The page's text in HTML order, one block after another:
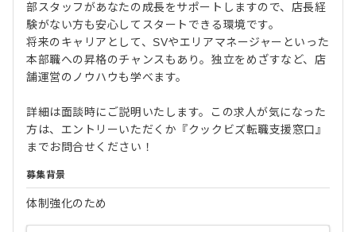
部スタッフがあなたの成長をサポートしますので、店長経
験がない方も安心してスタートできる環境です。
将来のキャリアとして、SVやエリアマネージャーといった
本部職への昇格のチャンスもあり。独立をめざすなど、店
舗運営のノウハウも学べます。
詳細は面談時にご説明いたします。この求人が気になった
方は、エントリーいただくか『クックビズ転職支援窓口』
までお問合せください！
募集背景
体制強化のため